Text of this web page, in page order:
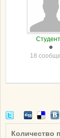
18
Количество